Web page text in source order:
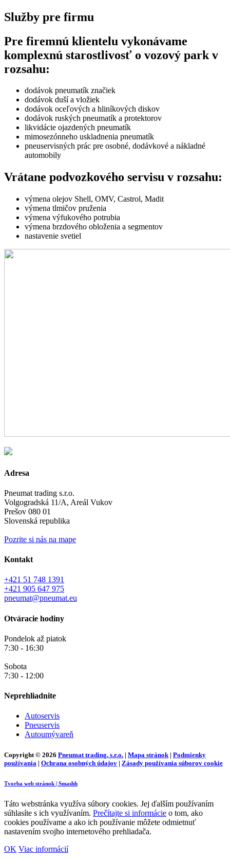
Služby pre firmu
Pre firemnú klientelu vykonávame
komplexnú starostlivosť o vozový park v
rozsahu:
dodávok pneumatík značiek
dodávok duší a vložiek
dodávok oceľových a hliníkových diskov
dodávok ruských pneumatík a protektorov
likvidácie ojazdených pneumatík
mimosezónneho uskladnenia pneumatík
pneuservisných prác pre osobné, dodávkové a nákladné
automobily
Vrátane podvozkového servisu v rozsahu:
výmena olejov Shell, OMV, Castrol, Madit
výmena tlmičov pruženia
výmena výfukového potrubia
výmena brzdového obloženia a segmentov
nastavenie svetiel
Adresa
Pneumat trading s.r.o.
Volgogradská 11/A, Areál Vukov
Prešov 080 01
Slovenská republika
Pozrite si nás na mape
Kontakt
+421 51 748 1391
+421 905 647 975
pneumat@pneumat.eu
Otváracie hodiny
Pondelok až piatok
7:30 - 16:30
Sobota
7:30 - 12:00
Neprehliadnite
Autoservis
Pneuservis
Autoumývareň
Copyright © 2026 Pneumat trading, s.r.o. | Mapa stránok | Podmienky
používania | Ochrana osobných údajov | Zásady používania súborov cookie
Tvorba web stránok | Smashh
Táto webstránka využíva súbory cookies. Jej ďalším používaním
súhlasíte s ich využívaním. Prečítajte si informácie o tom, ako
cookies používame a ako ich používanie môžete odmietnuť
nastavením svojho internetového prehliadača.
OK Viac informácií